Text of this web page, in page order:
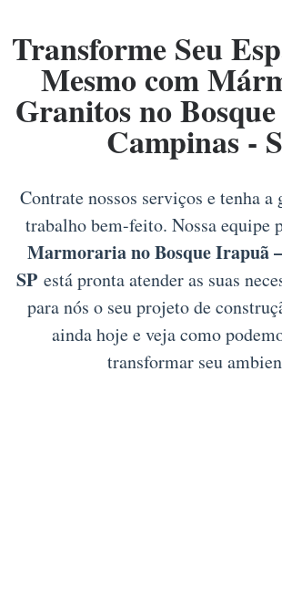
Transforme Seu
Mesmo com
Granitos no
Campinas -
Contrate nossos serviços e tenha a
trabalho bem-feito. Nossa equipe
Marmoraria no Bosque Irapuã
SP está pronta atender as suas
para nós o seu projeto de
ainda hoje e veja como
transformar seu